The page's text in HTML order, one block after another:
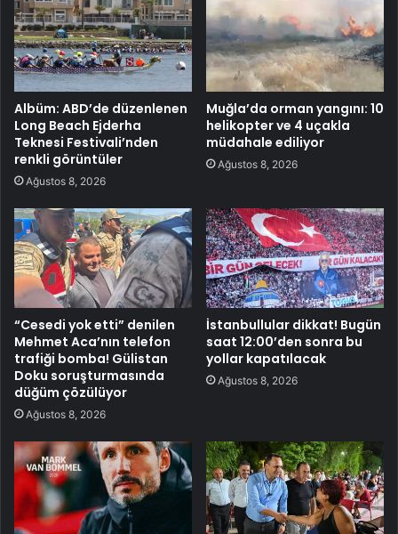
Albüm: ABD’de düzenlenen
Long Beach Ejderha
Teknesi Festivali’nden
renkli görüntüler
Ağustos 8, 2026
Muğla’da orman yangını: 10
helikopter ve 4 uçakla
müdahale ediliyor
Ağustos 8, 2026
“Cesedi yok etti” denilen
Mehmet Aca’nın telefon
trafiği bomba! Gülistan
Doku soruşturmasında
düğüm çözülüyor
Ağustos 8, 2026
İstanbullular dikkat! Bugün
saat 12:00’den sonra bu
yollar kapatılacak
Ağustos 8, 2026